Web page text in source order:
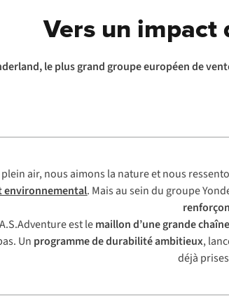
Vers un impact
le plus grand groupe européen de
air, nous aimons la nature et nous
environnemental. Mais au sein du groupe
est lemaillon d’unegrande
Un programme de durabilité ambitieux,
déjà